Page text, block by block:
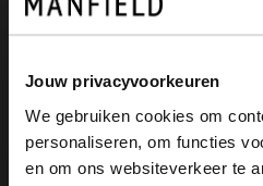
Jouw privacyvoorkeuren
We gebruiken cookies om
personaliseren, om functies
en om ons websiteverkeer te